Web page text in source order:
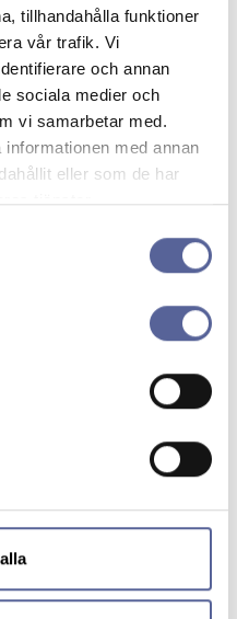
tillhandahålla funktioner
vår trafik. Vi
och annan
sociala medier och
vi samarbetar med.
med annan
eller som de har
tjänster.
stomiprodukter